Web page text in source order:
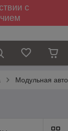
с
Модульная